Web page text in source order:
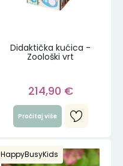
Didaktička kućica -
Zoološki vrt
214,90 €
Pročitaj više
HappyBusyKids